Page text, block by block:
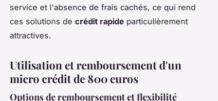
service et l'absence de frais cachés, ce qui rend
ces solutions de crédit rapide particulièrement
attractives.
Utilisation et remboursement d'un
micro crédit de 800 euros
Options de remboursement et flexibilité